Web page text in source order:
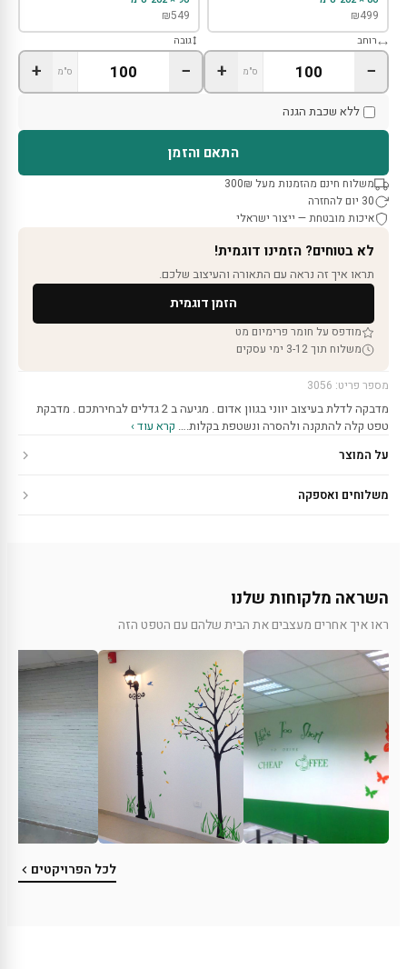
₪499
₪549
רוחב
− ס"מ +
גובה
− ס"מ +
ללא שכבת הגנה
התאם והזמן
משלוח חינם מהזמנות מעל 300₪
30 יום להחזרה
איכות מובטחת — ייצור ישראלי
לא בטוחים? הזמינו דוגמית!
תראו איך זה נראה עם התאורה והעיצוב שלכם.
הזמן דוגמית
מודפס על חומר פרימיום מט
משלוח תוך 3-12 ימי עסקים
מספר פריט: 3056
מדבקה לדלת בעיצוב יווני בגוון אדום . מגיעה ב 2 גדלים לבחירתכם . מדבקת
טפט קלה להתקנה ולהסרה ונשטפת בקלות.… קרא עוד ›
על המוצר
משלוחים ואספקה
השראה מלקוחות שלנו
ראו איך אחרים מעצבים את הבית שלהם עם הטפט הזה
לכל הפרויקטים